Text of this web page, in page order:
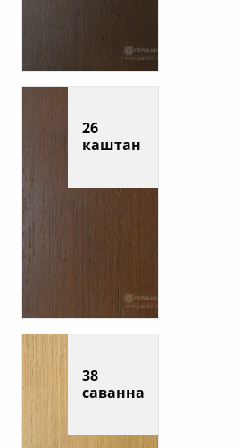
26
каштан
38
саванна